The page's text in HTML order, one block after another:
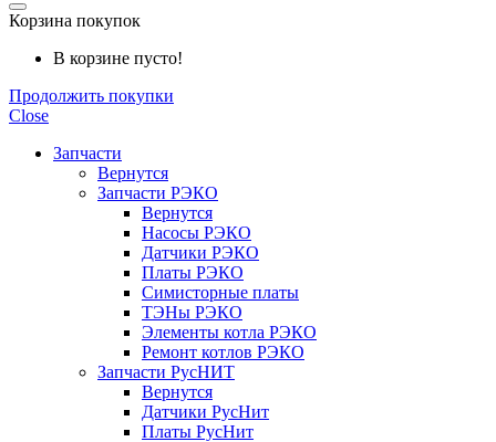
Корзина покупок
В корзине пусто!
Продолжить покупки
Close
Запчасти
Вернутся
Запчасти РЭКО
Вернутся
Насосы РЭКО
Датчики РЭКО
Платы РЭКО
Симисторные платы
ТЭНы РЭКО
Элементы котла РЭКО
Ремонт котлов РЭКО
Запчасти РусНИТ
Вернутся
Датчики РусНит
Платы РусНит